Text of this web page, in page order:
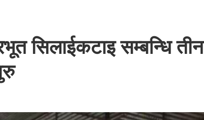
सिलाईकटाइ सम्बन्धि तीन